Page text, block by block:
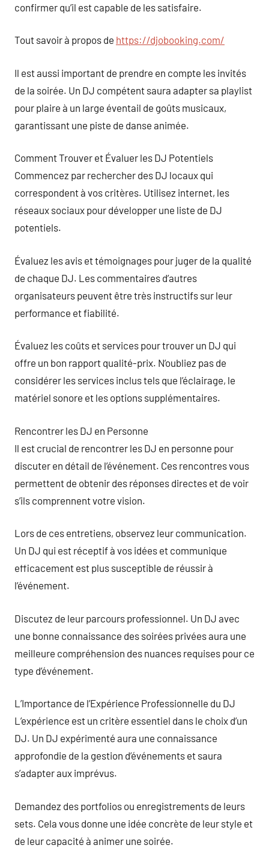
confirmer qu’il est capable de les satisfaire.
Tout savoir à propos de https://djobooking.com/
Il est aussi important de prendre en compte les invités
de la soirée. Un DJ compétent saura adapter sa playlist
pour plaire à un large éventail de goûts musicaux,
garantissant une piste de danse animée.
Comment Trouver et Évaluer les DJ Potentiels
Commencez par rechercher des DJ locaux qui
correspondent à vos critères. Utilisez internet, les
réseaux sociaux pour développer une liste de DJ
potentiels.
Évaluez les avis et témoignages pour juger de la qualité
de chaque DJ. Les commentaires d’autres
organisateurs peuvent être très instructifs sur leur
performance et fiabilité.
Évaluez les coûts et services pour trouver un DJ qui
offre un bon rapport qualité-prix. N’oubliez pas de
considérer les services inclus tels que l’éclairage, le
matériel sonore et les options supplémentaires.
Rencontrer les DJ en Personne
Il est crucial de rencontrer les DJ en personne pour
discuter en détail de l’événement. Ces rencontres vous
permettent de obtenir des réponses directes et de voir
s’ils comprennent votre vision.
Lors de ces entretiens, observez leur communication.
Un DJ qui est réceptif à vos idées et communique
efficacement est plus susceptible de réussir à
l’événement.
Discutez de leur parcours professionnel. Un DJ avec
une bonne connaissance des soirées privées aura une
meilleure compréhension des nuances requises pour ce
type d’événement.
L’Importance de l’Expérience Professionnelle du DJ
L’expérience est un critère essentiel dans le choix d’un
DJ. Un DJ expérimenté aura une connaissance
approfondie de la gestion d’événements et saura
s’adapter aux imprévus.
Demandez des portfolios ou enregistrements de leurs
sets. Cela vous donne une idée concrète de leur style et
de leur capacité à animer une soirée.